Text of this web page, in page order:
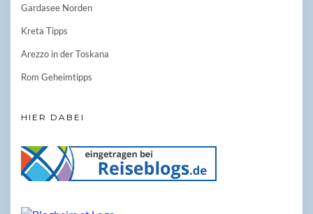
Gardasee Norden
Kreta Tipps
Arezzo in der Toskana
Rom Geheimtipps
HIER DABEI